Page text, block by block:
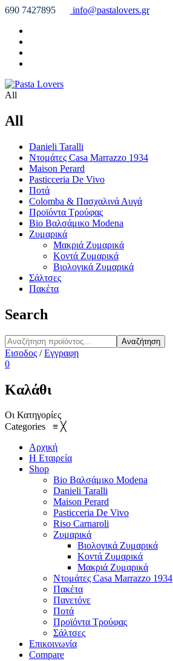
690 7427895 info@pastalovers.gr
All
All
Danieli Taralli
Ντομάτες Casa Marrazzo 1934
Maison Perard
Pasticceria De Vivo
Ποτά
Colomba & Πασχαλινά Αυγά
Προϊόντα Τρούφας
Bio Βαλσάμικο Modena
Ζυμαρικά
Μακριά Ζυμαρικά
Κοντά Ζυμαρικά
Βιολογικά Ζυμαρικά
Σάλτσες
Πακέτα
Search
Αναζήτηση
Εισοδος /Εγγραφη
0
Καλάθι
Οι Κατηγορίες
Categories ≡ ╳
Αρχική
Η Εταιρεία
Shop
Bio Βαλσάμικο Modena
Danieli Taralli
Maison Perard
Pasticceria De Vivo
Riso Carnaroli
Ζυμαρικά
Βιολογικά Ζυμαρικά
Κοντά Ζυμαρικά
Μακριά Ζυμαρικά
Ντομάτες Casa Marrazzo 1934
Πακέτα
Πανετόνε
Ποτά
Προϊόντα Τρούφας
Σάλτσες
Επικοινωνία
Compare